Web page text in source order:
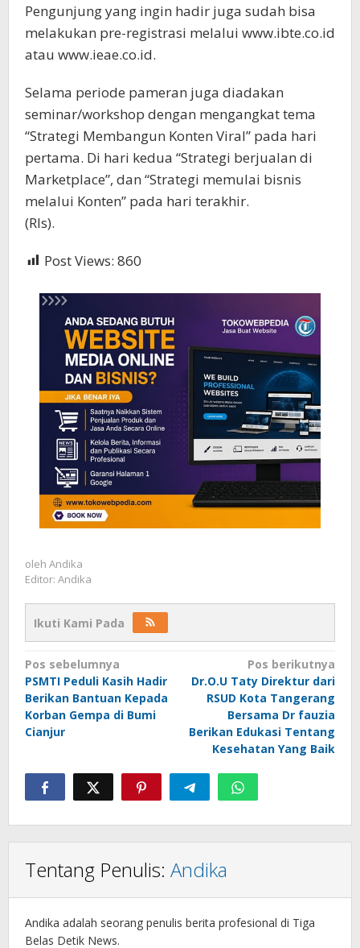
Pengunjung yang ingin hadir juga sudah bisa
melakukan pre-registrasi melalui www.ibte.co.id
atau www.ieae.co.id.
Selama periode pameran juga diadakan
seminar/workshop dengan mengangkat tema
“Strategi Membangun Konten Viral” pada hari
pertama. Di hari kedua “Strategi berjualan di
Marketplace”, dan “Strategi memulai bisnis
melalui Konten” pada hari terakhir.
(Rls).
Post Views: 860
oleh Andika
Editor: Andika
Ikuti Kami Pada
Navigasi
pos
Pos sebelumnya
PSMTI Peduli Kasih Hadir
Berikan Bantuan Kepada
Korban Gempa di Bumi
Cianjur
Pos berikutnya
Dr.O.U Taty Direktur dari
RSUD Kota Tangerang
Bersama Dr fauzia
Berikan Edukasi Tentang
Kesehatan Yang Baik
Tentang Penulis: Andika
Andika adalah seorang penulis berita profesional di Tiga
Belas Detik News.